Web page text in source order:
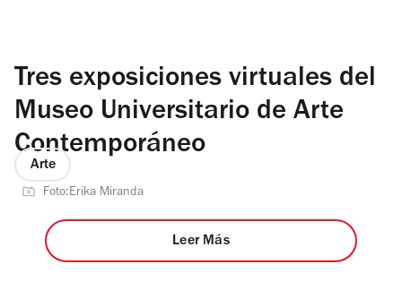
Tres exposiciones virtuales del
Museo Universitario de Arte
Contemporáneo
Arte
Foto:Erika Miranda
Leer Más